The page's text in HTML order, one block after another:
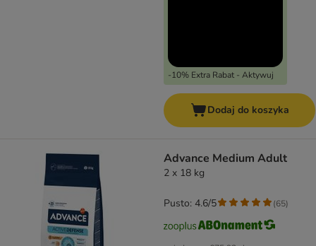
-10% Extra Rabat - Aktywuj
Dodaj do koszyka
Advance Medium Adult
2 x 18 kg
Pusto: 4.6/5 (65)